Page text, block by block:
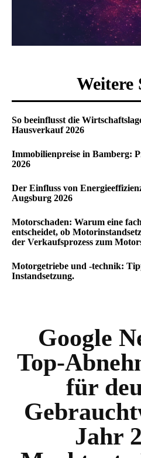
Weitere
So beeinflusst die
Hausverkauf 2026
Immobilienpreise in Bamberg:
2026
Der Einfluss von
Augsburg 2026
Motorschaden: Warum eine
entscheidet, ob
der Verkaufsprozess zum
Motorgetriebe und -technik:
Instandsetzung.
Google
Top-
für
Jahr